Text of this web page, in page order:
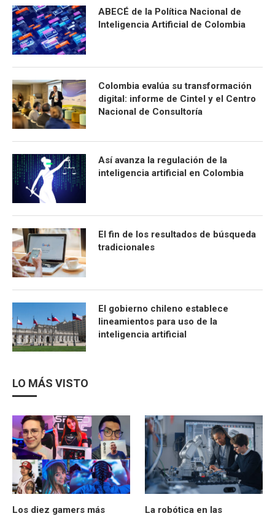
ABECÉ de la Política Nacional de
Inteligencia Artificial de Colombia
Colombia evalúa su transformación
digital: informe de Cintel y el Centro
Nacional de Consultoría
Así avanza la regulación de la
inteligencia artificial en Colombia
El fin de los resultados de búsqueda
tradicionales
El gobierno chileno establece
lineamientos para uso de la
inteligencia artificial
LO MÁS VISTO
Los diez gamers más
La robótica en las